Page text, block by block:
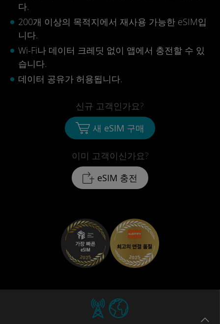
다.
200개 이상의 목적지에서 재사용 가능한 eSIM입
니다.
Wi-Fi나 데이터 크레딧 없이 앱에서 충전할 수 있
습니다.
데이터 공유가 허용됩니다.
이미 고객이신가요?
eSIM 충전
신규 고객인가요?
새 eSIM 구매